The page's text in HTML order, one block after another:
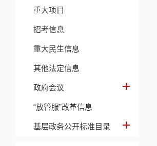
重大项目
招考信息
重大民生信息
其他法定信息
政府会议
“放管服”改革信息
基层政务公开标准目录